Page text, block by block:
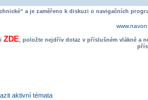
a je zaměřeno k diskuzi o navigačních
ZDE, položte nejdřív dotaz v příslušném vlákně a
aktivní témata